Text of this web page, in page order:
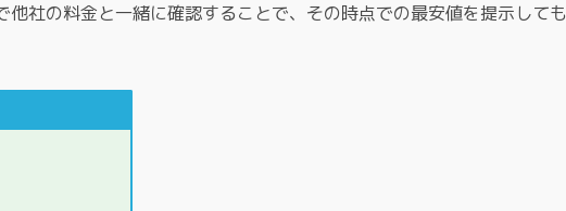
社の料金と一緒に確認することで、その時点での最安値を提示しても